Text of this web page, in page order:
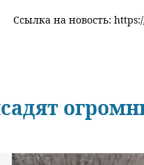
Ссылка на новость: